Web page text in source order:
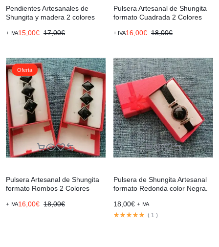
Pendientes Artesanales de
Shungita y madera 2 colores
17,00€
15,00€
+ IVA
Pulsera Artesanal de Shungita
formato Cuadrada 2 Colores
18,00€
16,00€
+ IVA
Oferta
Pulsera Artesanal de Shungita
formato Rombos 2 Colores
18,00€
16,00€
+ IVA
Pulsera de Shungita Artesanal
formato Redonda color Negra.
18,00€ + IVA
( 1 )